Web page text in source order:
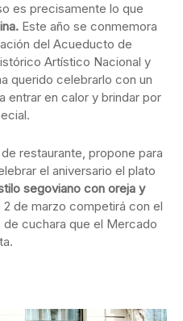
es precisamente lo que
Este año se conmemora
del Acueducto de
Artístico Nacional y
querido celebrarlo con un
entrar en calor y brindar por
restaurante, propone para
el aniversario el plato
segoviano con oreja y
2 de marzo competirá con el
cuchara que el Mercado